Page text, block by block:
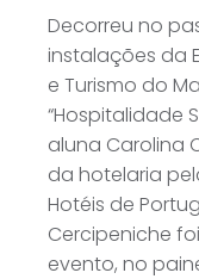
Decorreu no
instalações da
e Turismo do
“Hospitalidade
aluna Carolina
da hotelaria
Hotéis de
Cercipeniche
evento, no